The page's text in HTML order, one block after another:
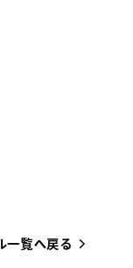
一覧へ戻る